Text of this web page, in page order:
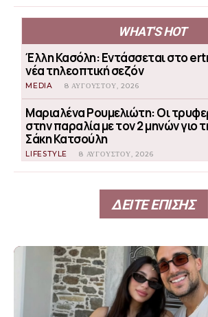
WHAT'S HOT
Έλλη Κασόλη: Εντάσσεται στο
νέα τηλεοπτική σεζόν
MEDIA 8 ΑΥΓΟΎΣΤΟΥ, 2026
Μαριαλένα Ρουμελιώτη: Οι
στην παραλία με τον 2 μηνών γιο
Σάκη Κατσούλη
LIFESTYLE 8 ΑΥΓΟΎΣΤΟΥ, 2026
ΔΕΙΤΕ ΕΠΙΣΗΣ